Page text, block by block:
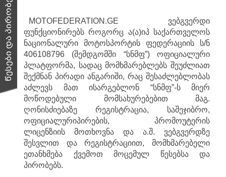
წესები და პირობები
MOTOFEDERATION.GE ვებგვერდი
ფუნქციონირებს როგორც ა(ა)იპ საქართველოს
ნაციონალური მოტოსპორტის ფედერაციის ს/ნ
406108796 (შემდგომში “სნმფ”) ოფიციალური
პლატფორმა, სადაც მომხმარებლებს შეუძლიათ
შექმნან პირადი ანგარიში, რაც შესაძლებლობას
აძლევს მათ ისარგებლონ “სნმფ”-ს მიერ
მოწოდებული მომსახურებებით მაგ.
ღონისძიებაზე რეგისტრაცია, საშეჯიბრო,
ოფიციალურიპირების, პრომოუტერის
ლიცენზიის მოთხოვნა და ა.შ. ვებგვერდზე
შესვლით და რეგისტრაციით, მომხმარებელი
ეთანხმება ქვემოთ მოცემულ წესებსა და
პირობებს.